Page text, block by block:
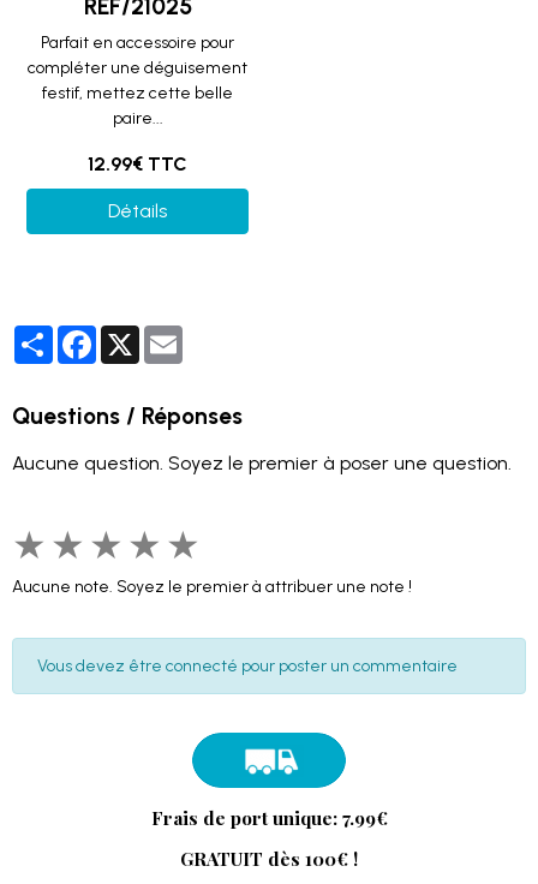
REF/21025
Parfait en accessoire pour
compléter une déguisement
festif, mettez cette belle
paire...
12.99€ TTC
Détails
PartagerFacebook
X
Questions / Réponses
Aucune question. Soyez le premier à poser une question.
★ ★ ★ ★ ★
Aucune note. Soyez le premier à attribuer une note !
Vous devez être connecté pour poster un commentaire
Frais de port unique: 7.99€
GRATUIT dès 100€ !